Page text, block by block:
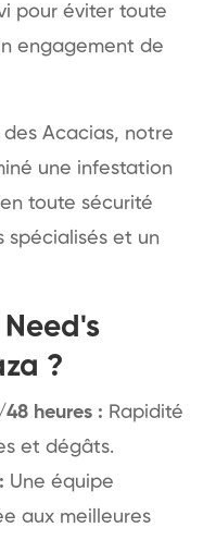
pour éviter toute
engagement de
des Acacias, notre
une infestation
toute sécurité
spécialisés et un
?
heures : Rapidité
et dégâts.
Une équipe
aux meilleures